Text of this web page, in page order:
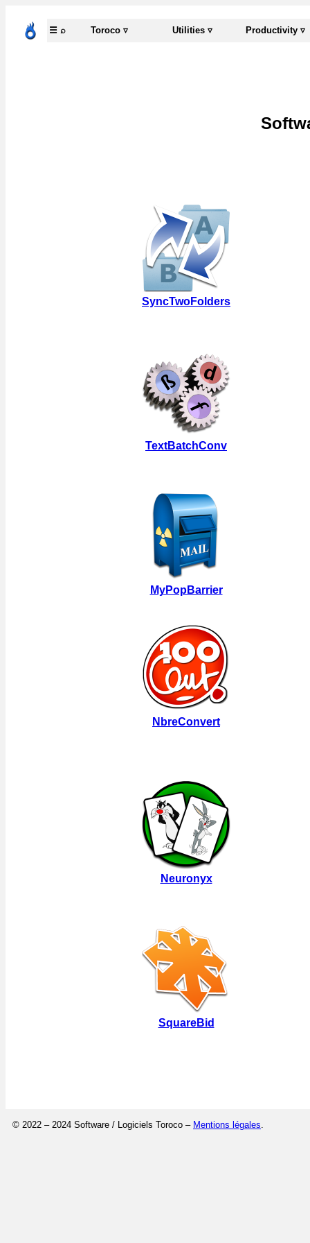
☰ ⌕ Toroco ▿ Utilities ▿ Productivity ▿
SyncTwoFolders
TextBatchConv
MyPopBarrier
NbreConvert
Neuronyx
SquareBid
© 2022 – 2024 Software / Logiciels Toroco – Mentions légales.